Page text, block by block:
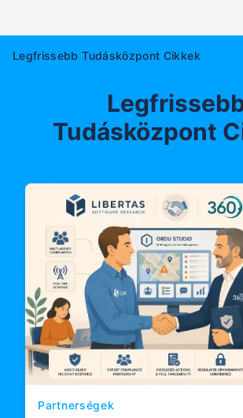
Legfrissebb Tudásközpont Cikkek
Tudásközpont
Partnerségek